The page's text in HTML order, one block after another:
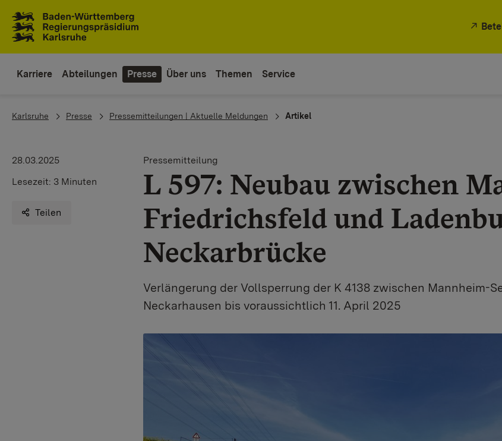
Karriere Abteilungen Presse Über uns Themen Service
You are here:
Karlsruhe Presse Pressemitteilungen | Aktuelle Meldungen Artikel
28.03.2025
Lesezeit: 3 Minuten
Teilen
Pressemitteilung
L 597: Neubau zwischen
Friedrichsfeld und
Neckarbrücke
Verlängerung der Vollsperrung der K 4138 zwischen Mannheim-
Neckarhausen bis voraussichtlich 11. April 2025